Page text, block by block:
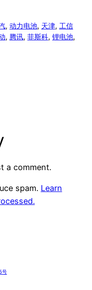
, 动力电池, 天津, 工信
, 腾讯, 菲斯科, 锂电池
a comment.
spam. Learn
号